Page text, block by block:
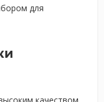
для